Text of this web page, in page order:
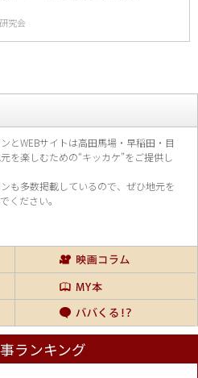
究会
とWEBサイトは高田馬場・早稲田・目
を楽しむための“キッカケ”をご提供し
も多数掲載しているので、 ぜひ地元を
ください。
ランキング